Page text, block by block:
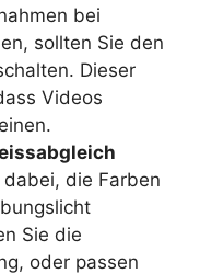
bei
sollten Sie den
Dieser
Videos
die Farben
Sie die
oder passen